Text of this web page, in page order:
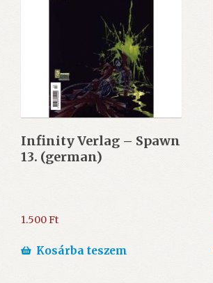
Infinity Verlag – Spawn
13. (german)
1.500Ft
Kosárba teszem